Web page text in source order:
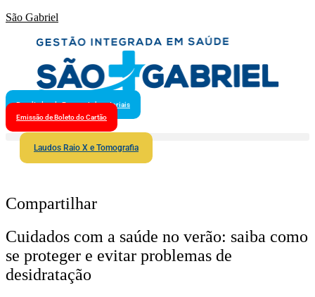
São Gabriel
Resultados de Exames Laboratoriais
Emissão de Boleto do Cartão
Laudos Raio X e Tomografia
Compartilhar
Cuidados com a saúde no verão: saiba como
se proteger e evitar problemas de
desidratação